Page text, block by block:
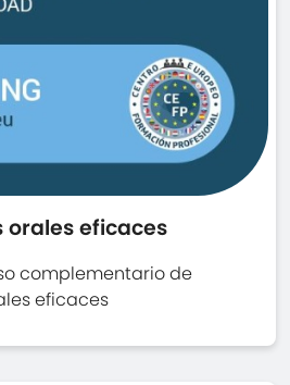
orales eficaces
complementario de
eficaces